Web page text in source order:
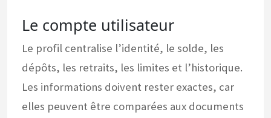
Le compte utilisateur
Le profil centralise l’identité, le solde, les
dépôts, les retraits, les limites et l’historique.
Les informations doivent rester exactes, car
elles peuvent être comparées aux documents